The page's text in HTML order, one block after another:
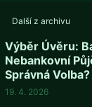
Další z archivu
Výběr Úvěru:
Nebankovní
Správná Volba?
19. 4. 2026